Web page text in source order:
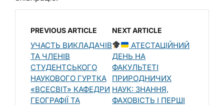
PREVIOUS ARTICLE
УЧАСТЬ ВИКЛАДАЧІВ
ТА ЧЛЕНІВ
СТУДЕНТСЬКОГО
НАУКОВОГО ГУРТКА
«ВСЕСВІТ» КАФЕДРИ
ГЕОГРАФІЇ ТА
NEXT ARTICLE
АТЕСТАЦІЙНИЙ
ДЕНЬ НА
ФАКУЛЬТЕТІ
ПРИРОДНИЧИХ
НАУК: ЗНАННЯ,
ФАХОВІСТЬ І ПЕРШІ